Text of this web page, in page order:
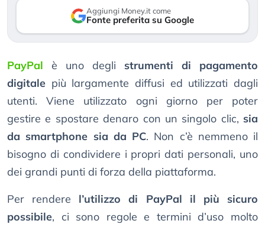
Aggiungi Money.it come
Fonte preferita su Google
PayPal è uno degli strumenti di pagamento
digitale più largamente diffusi ed utilizzati dagli
utenti. Viene utilizzato ogni giorno per poter
gestire e spostare denaro con un singolo clic, sia
da smartphone sia da PC. Non c’è nemmeno il
bisogno di condividere i propri dati personali, uno
dei grandi punti di forza della piattaforma.
Per rendere l’utilizzo di PayPal il più sicuro
possibile, ci sono regole e termini d’uso molto